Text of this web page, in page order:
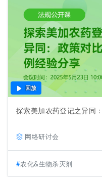
回放
探索美加农药登记之异同
网络研讨会
农化&生物杀灭剂